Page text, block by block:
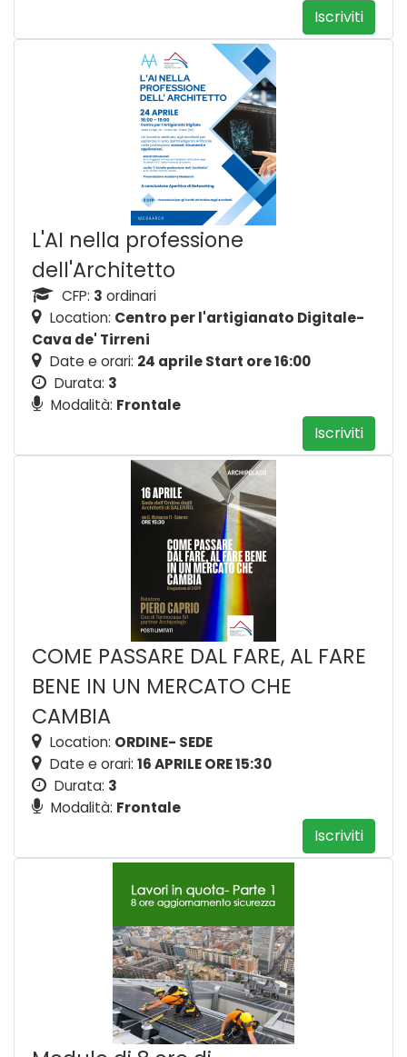
Iscriviti
L'AI nella professione
dell'Architetto
CFP: 3 ordinari
Location: Centro per l'artigianato Digitale-
Cava de' Tirreni
Date e orari: 24 aprile Start ore 16:00
Durata: 3
Modalità: Frontale
Iscriviti
COME PASSARE DAL FARE, AL FARE
BENE IN UN MERCATO CHE
CAMBIA
Location: ORDINE- SEDE
Date e orari: 16 APRILE ORE 15:30
Durata: 3
Modalità: Frontale
Iscriviti